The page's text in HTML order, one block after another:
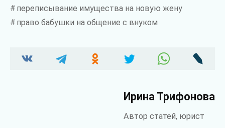
переписывание имущества на новую жену
право бабушки на общение с внуком
Ирина Трифонова
Автор статей, юрист